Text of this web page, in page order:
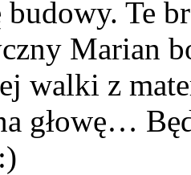
Te
Marian
walki z
głowę…